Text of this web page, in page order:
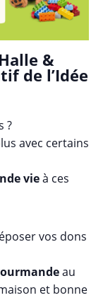
&
de l’Idée
?
avec certains
vieà ces
vos dons
au
et bonne